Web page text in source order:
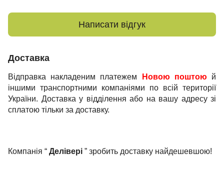
Написати відгук
Доставка
Відправка накладеним платежем Новою поштою й
іншими транспортними компаніями по всій території
України. Доставка у відділення або на вашу адресу зі
сплатою тільки за доставку.
Компанія “ Делівері ” зробить доставку найдешевшою!